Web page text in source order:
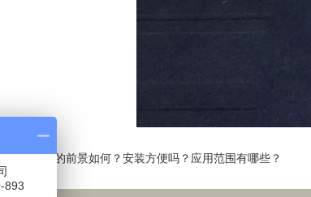
息广告机的前景如何？安装方便吗？应用范围有哪些？
893